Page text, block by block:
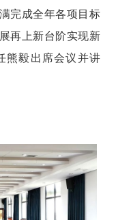
完成全年各项目标
再上新台阶实现新
熊毅出席会议并讲